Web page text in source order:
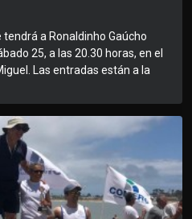
a Ronaldinho Gaúcho
25, a las 20.30 horas, en el
Las entradas están a la